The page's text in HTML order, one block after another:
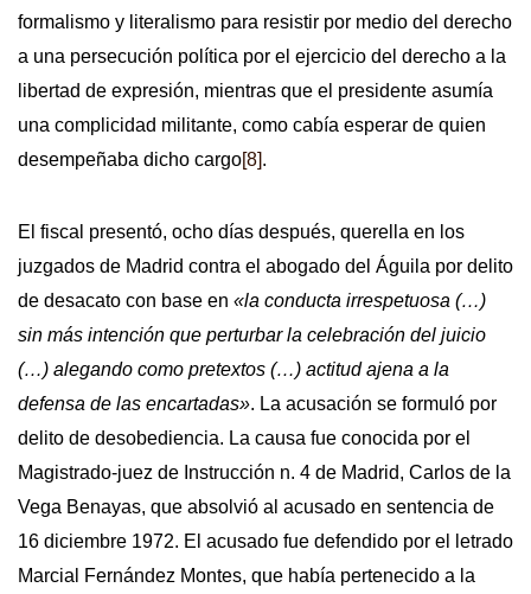
formalismo y literalismo para resistir por medio del derecho
a una persecución política por el ejercicio del derecho a la
libertad de expresión, mientras que el presidente asumía
una complicidad militante, como cabía esperar de quien
desempeñaba dicho cargo[8].
El fiscal presentó, ocho días después, querella en los
juzgados de Madrid contra el abogado del Águila por delito
de desacato con base en «la conducta irrespetuosa (…)
sin más intención que perturbar la celebración del juicio
(…) alegando como pretextos (…) actitud ajena a la
defensa de las encartadas». La acusación se formuló por
delito de desobediencia. La causa fue conocida por el
Magistrado-juez de Instrucción n. 4 de Madrid, Carlos de la
Vega Benayas, que absolvió al acusado en sentencia de
16 diciembre 1972. El acusado fue defendido por el letrado
Marcial Fernández Montes, que había pertenecido a la